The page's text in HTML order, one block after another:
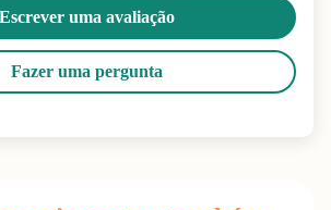
Escrever uma avaliação
Fazer uma pergunta